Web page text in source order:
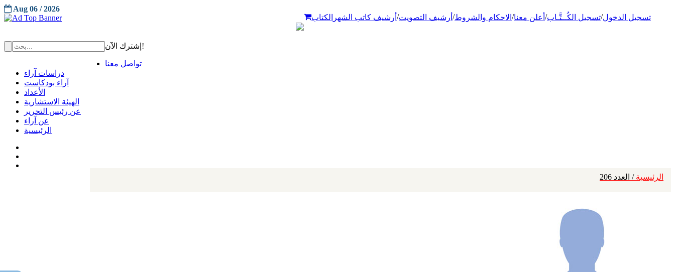
تسجيل الدخول/تسجيل الكُــتَّـاب/ أعلن معنا/ الاحكام والشروط/ أرشيف التصويت/ أرشيف كاتب الشهر الكتاب
Aug 06 / 2026
إشترك الآن!
تواصل معنا
دراسات آراء
آراء بودكاست
الأعداد
الهيئة الاستشارية
عن رئيس التحرير
عن آراء
الرئيسية
الرئيسية / العدد 206